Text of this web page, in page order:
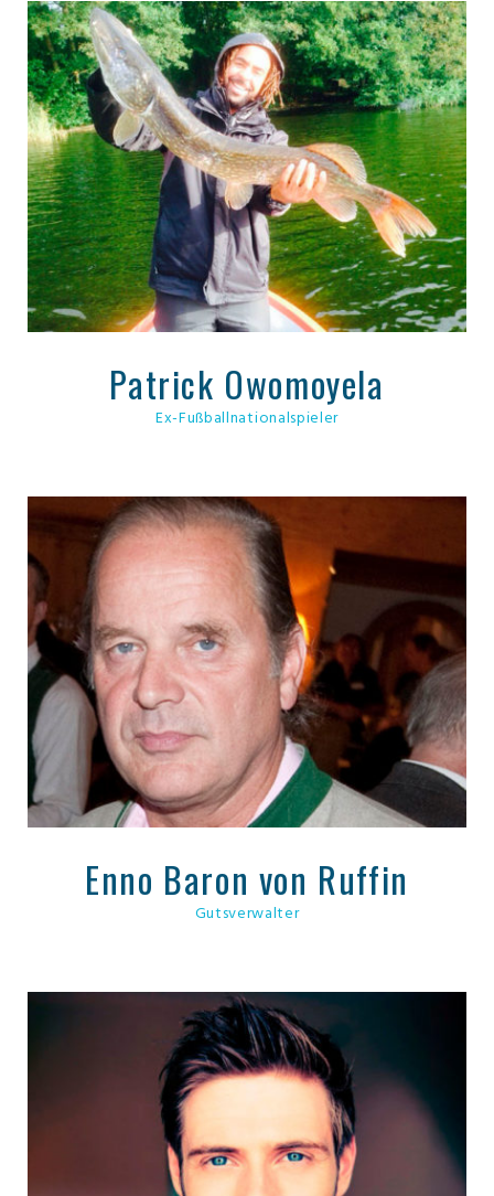
Patrick Owomoyela
Ex-Fußballnationalspieler
Enno Baron von Ruffin
Gutsverwalter